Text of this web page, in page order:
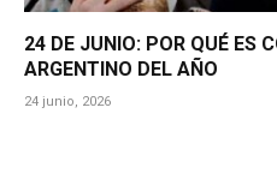
24 DE JUNIO: POR QUÉ ES
ARGENTINO DEL AÑO
24 junio, 2026